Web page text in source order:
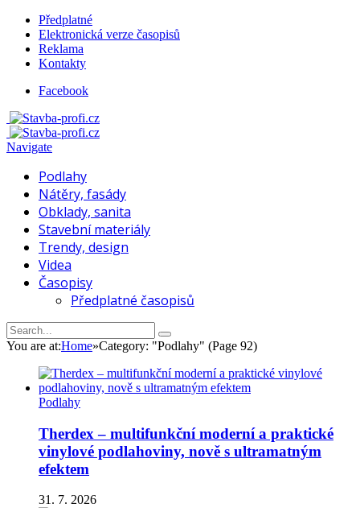
Předplatné
Elektronická verze časopisů
Reklama
Kontakty
Facebook
Navigate
Podlahy
Nátěry, fasády
Obklady, sanita
Stavební materiály
Trendy, design
Videa
Časopisy
Předplatné časopisů
You are at:Home»Category: "Podlahy" (Page 92)
Podlahy
Therdex – multifunkční moderní a praktické
vinylové podlahoviny, nově s ultramatným
efektem
31. 7. 2026